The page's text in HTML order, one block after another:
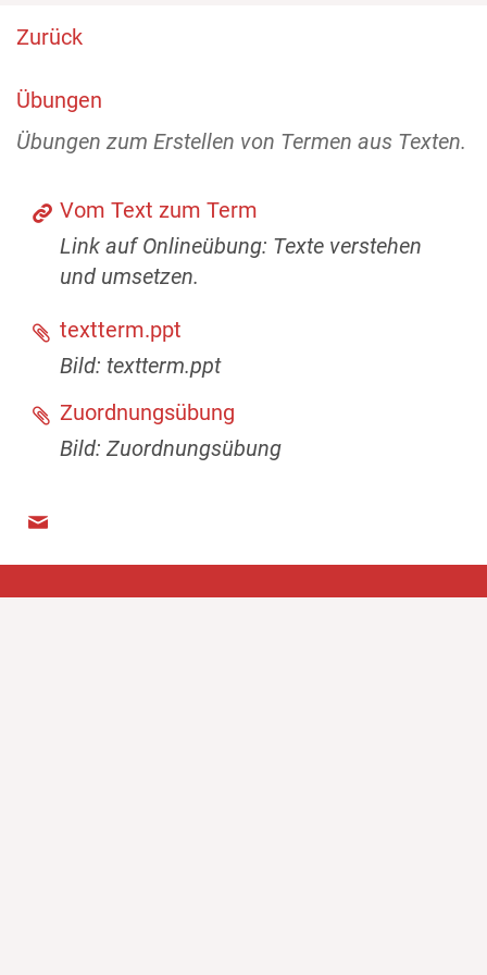
Zurück
Übungen
Übungen zum Erstellen von Termen aus Texten.
Vom Text zum Term
Link auf Onlineübung: Texte verstehen
und umsetzen.
textterm.ppt
Bild: textterm.ppt
Zuordnungsübung
Bild: Zuordnungsübung